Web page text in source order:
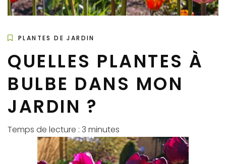
PLANTES DE JARDIN
QUELLES PLANTES À
BULBE DANS MON
JARDIN ?
Temps de lecture : 3 minutes